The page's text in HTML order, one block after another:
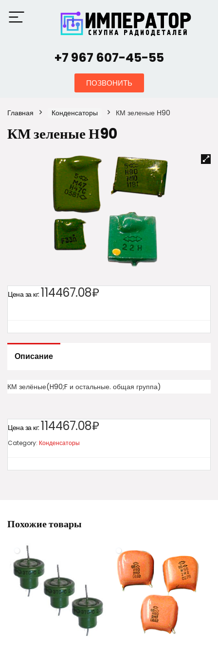
+7 967 607-45-55
ПОЗВОНИТЬ
Главная Конденсаторы КМ зеленые Н90
КМ зеленые Н90
Цена за кг: 114467.08₽
Описание
КМ зелёные(H90;F и остальные. общая группа)
Цена за кг: 114467.08₽
Category: Конденсаторы
Похожие товары